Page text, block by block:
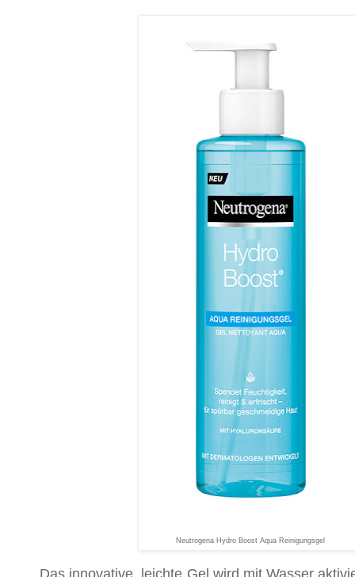
Neutrogena Hydro Boost Aqua Reinigungsgel
Das innovative, leichte Gel wird mit Wasser